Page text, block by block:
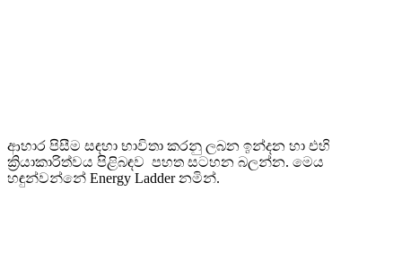
ආහාර පිසීම සඳහා භාවිතා කරනු ලබන ඉන්දන හා එහි
ක්‍රියාකාරිත්වය පිළිබඳව පහත සටහන බලන්න. මෙය
හඳුන්වන්නේ Energy Ladder නමින්.